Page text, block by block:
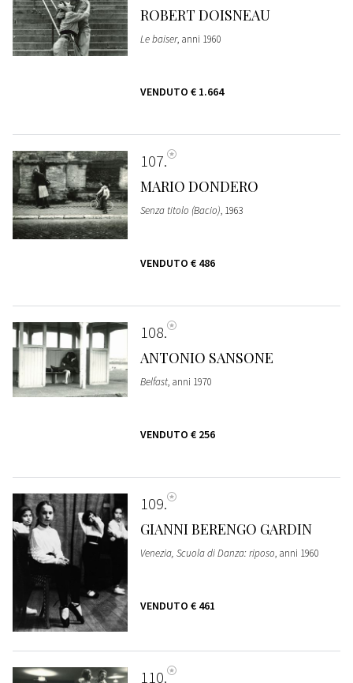
ROBERT DOISNEAU
Le baiser, anni 1960
VENDUTO € 1.664
107
MARIO DONDERO
Senza titolo (Bacio), 1963
VENDUTO € 486
108
ANTONIO SANSONE
Belfast, anni 1970
VENDUTO € 256
109
GIANNI BERENGO GARDIN
Venezia, Scuola di Danza: riposo, anni 1960
VENDUTO € 461
110